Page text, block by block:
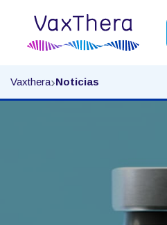
Noticias
Vaxthera›Noticias